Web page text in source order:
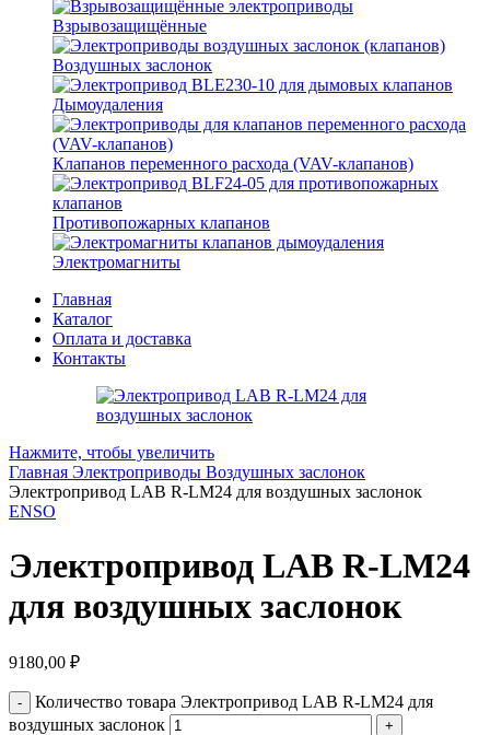
Взрывозащищённые
Воздушных заслонок
Дымоудаления
Клапанов переменного расхода (VAV-клапанов)
Противопожарных клапанов
Электромагниты
Главная
Каталог
Оплата и доставка
Контакты
Нажмите, чтобы увеличить
Главная Электроприводы Воздушных заслонок
Электропривод LAB R-LM24 для воздушных заслонок
ENSO
Электропривод LAB R-LM24
для воздушных заслонок
9180,00 ₽
Количество товара Электропривод LAB R-LM24 для
воздушных заслонок